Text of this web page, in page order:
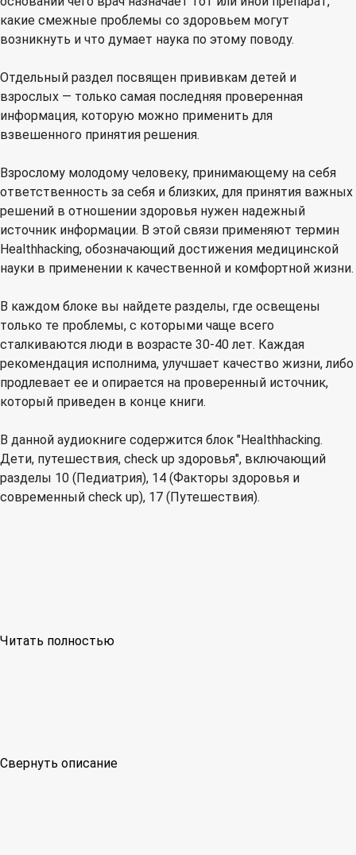
какие смежные проблемы со здоровьем могут
возникнуть и что думает наука по этому поводу.
Отдельный раздел посвящен прививкам детей и
взрослых — только самая последняя проверенная
информация, которую можно применить для
взвешенного принятия решения.
Взрослому молодому человеку, принимающему на себя
ответственность за себя и близких, для принятия важных
решений в отношении здоровья нужен надежный
источник информации. В этой связи применяют термин
Healthhacking, обозначающий достижения медицинской
науки в применении к качественной и комфортной жизни.
В каждом блоке вы найдете разделы, где освещены
только те проблемы, с которыми чаще всего
сталкиваются люди в возрасте 30-40 лет. Каждая
рекомендация исполнима, улучшает качество жизни, либо
продлевает ее и опирается на проверенный источник,
который приведен в конце книги.
В данной аудиокниге содержится блок "Healthhacking.
Дети, путешествия, check up здоровья", включающий
разделы 10 (Педиатрия), 14 (Факторы здоровья и
современный check up), 17 (Путешествия).
Читать полностью
Свернуть описание